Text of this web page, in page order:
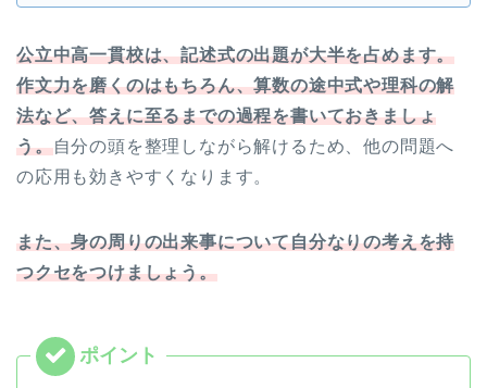
公立中高一貫校は、記述式の出題が大半を占めます。
作文力を磨くのはもちろん、算数の途中式や理科の解
法など、答えに至るまでの過程を書いておきましょ
う。自分の頭を整理しながら解けるため、他の問題へ
の応用も効きやすくなります。
また、身の周りの出来事について自分なりの考えを持
つクセをつけましょう。